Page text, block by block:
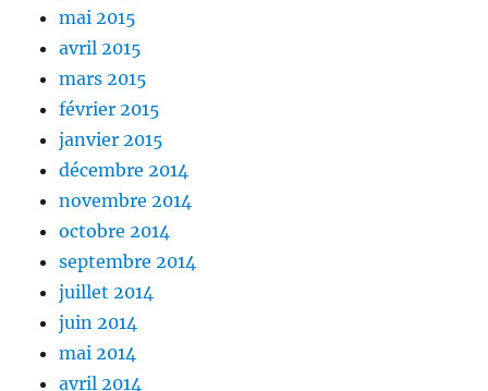
mai 2015
avril 2015
mars 2015
février 2015
janvier 2015
décembre 2014
novembre 2014
octobre 2014
septembre 2014
juillet 2014
juin 2014
mai 2014
avril 2014